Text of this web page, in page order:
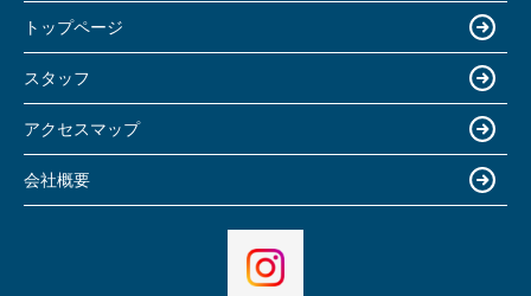
トップページ
スタッフ
アクセスマップ
会社概要